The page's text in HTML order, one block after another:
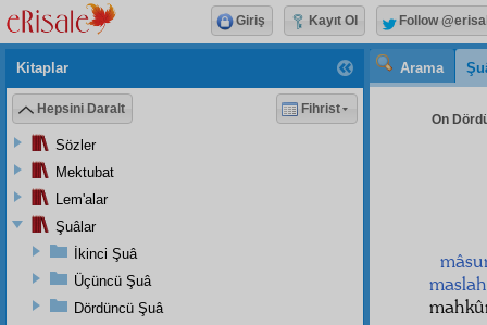
Arama
On
Kitaplar
Hepsini Daralt Fihrist
Sözler
Mektubat
Lem'alar
Şuâlar
İkinci Şuâ
Üçüncü Şuâ
Dördüncü Şuâ
Giriş Kayıt Ol Follow